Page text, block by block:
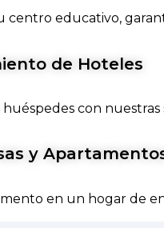
educativo,
de Hoteles
con
y
en un hogar de